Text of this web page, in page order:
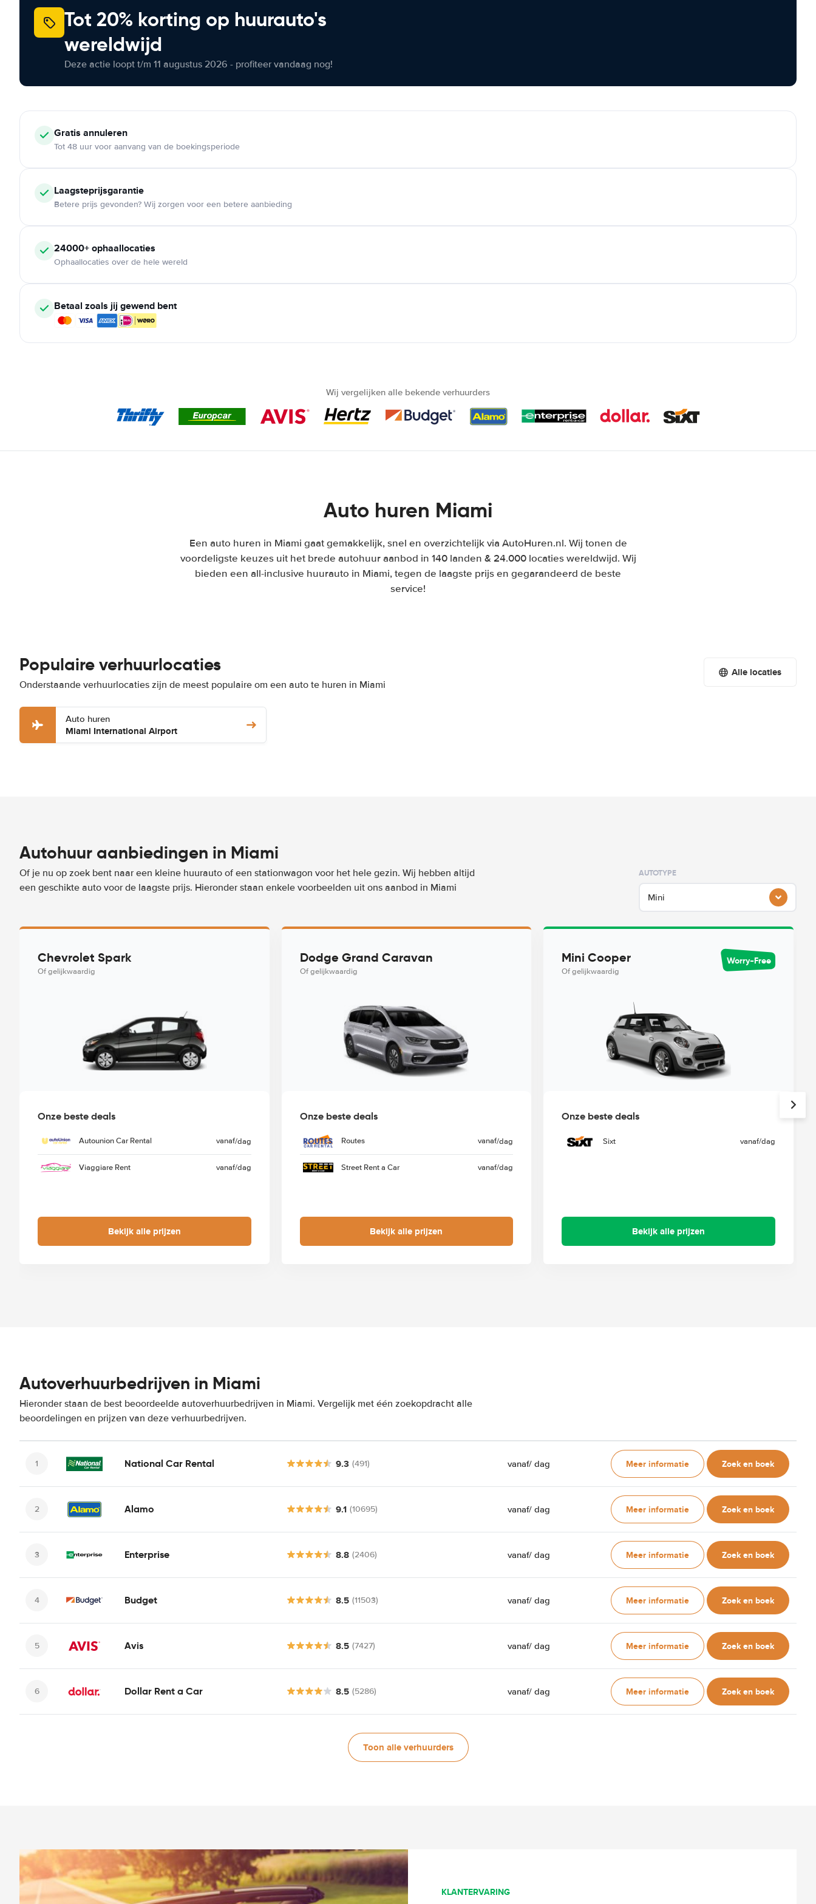
Tot 20% korting op huurauto's
wereldwijd
Deze actie loopt t/m 11 augustus 2026 - profiteer vandaag nog!
Gratis annuleren
Tot 48 uur voor aanvang van de boekingsperiode
Laagsteprijsgarantie
Betere prijs gevonden? Wij zorgen voor een betere aanbieding
24000+ ophaallocaties
Ophaallocaties over de hele wereld
Betaal zoals jij gewend bent
Wij vergelijken alle bekende verhuurders
Auto huren Miami
Een auto huren in Miami gaat gemakkelijk, snel en overzichtelijk via AutoHuren.nl. Wij tonen de
voordeligste keuzes uit het brede autohuur aanbod in 140 landen & 24.000 locaties wereldwijd. Wij
bieden een all-inclusive huurauto in Miami, tegen de laagste prijs en gegarandeerd de beste
service!
Populaire verhuurlocaties
Onderstaande verhuurlocaties zijn de meest populaire om een auto te huren in Miami
Alle locaties
Auto huren
Miami International Airport
Autohuur aanbiedingen in Miami
Of je nu op zoek bent naar een kleine huurauto of een stationwagon voor het hele gezin. Wij hebben altijd
een geschikte auto voor de laagste prijs. Hieronder staan enkele voorbeelden uit ons aanbod in Miami
AUTOTYPE
Mini
Chevrolet Spark
Of gelijkwaardig
Onze beste deals
Autounion Car Rental vanaf/dag
Viaggiare Rent vanaf/dag
Bekijk alle prijzen
Dodge Grand Caravan
Of gelijkwaardig
Onze beste deals
Routes vanaf/dag
Street Rent a Car vanaf/dag
Bekijk alle prijzen
Mini Cooper
Of gelijkwaardig
Worry-Free
Onze beste deals
Sixt vanaf/dag
Bekijk alle prijzen
Autoverhuurbedrijven in Miami
Hieronder staan de best beoordeelde autoverhuurbedrijven in Miami. Vergelijk met één zoekopdracht alle
beoordelingen en prijzen van deze verhuurbedrijven.
National Car Rental 9.3 (491) vanaf/ dag Meer informatie Zoek en boek
Alamo 9.1 (10695) vanaf/ dag Meer informatie Zoek en boek
Enterprise 8.8 (2406) vanaf/ dag Meer informatie Zoek en boek
Budget 8.5 (11503) vanaf/ dag Meer informatie Zoek en boek
Avis 8.5 (7427) vanaf/ dag Meer informatie Zoek en boek
Dollar Rent a Car 8.5 (5286) vanaf/ dag Meer informatie Zoek en boek
Toon alle verhuurders
KLANTERVARING